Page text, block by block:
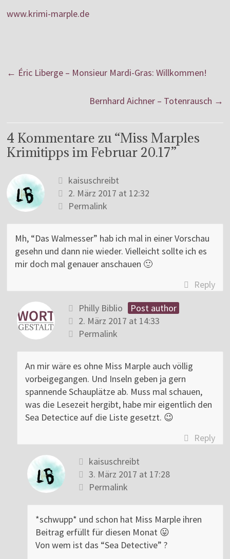
www.krimi-marple.de
← Éric Liberge – Monsieur Mardi-Gras: Willkommen!
Bernhard Aichner – Totenrausch →
4 Kommentare zu “Miss Marples
Krimitipps im Februar 20.17”
kaisuschreibt
2. März 2017 at 12:32
Permalink
Mh, “Das Walmesser” hab ich mal in einer Vorschau
gesehn und dann nie wieder. Vielleicht sollte ich es
mir doch mal genauer anschauen 🙂
Reply
Philly Biblio
Post author
2. März 2017 at 14:33
Permalink
An mir wäre es ohne Miss Marple auch völlig
vorbeigegangen. Und Inseln geben ja gern
spannende Schauplätze ab. Muss mal schauen,
was die Lesezeit hergibt, habe mir eigentlich den
Sea Detectice auf die Liste gesetzt. 😉
Reply
kaisuschreibt
3. März 2017 at 17:28
Permalink
*schwupp* und schon hat Miss Marple ihren
Beitrag erfüllt für diesen Monat 😛
Von wem ist das “Sea Detective” ?